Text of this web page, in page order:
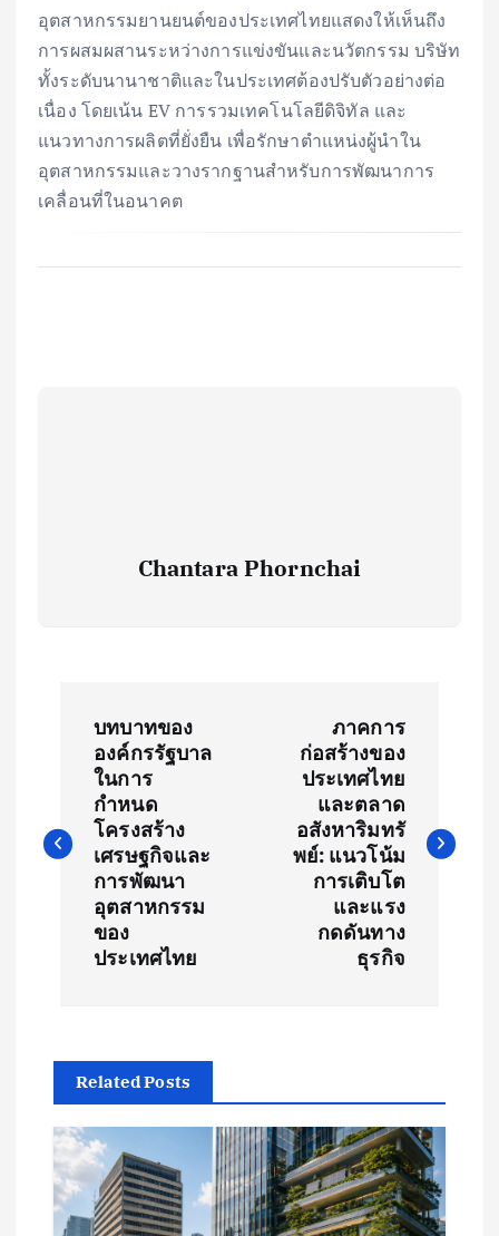
อุตสาหกรรมยานยนต์ของประเทศไทยแสดงให้เห็นถึง
การผสมผสานระหว่างการแข่งขันและนวัตกรรม บริษัท
ทั้งระดับนานาชาติและในประเทศต้องปรับตัวอย่างต่อ
เนื่อง โดยเน้น EV การรวมเทคโนโลยีดิจิทัล และ
แนวทางการผลิตที่ยั่งยืน เพื่อรักษาตำแหน่งผู้นำใน
อุตสาหกรรมและวางรากฐานสำหรับการพัฒนาการ
เคลื่อนที่ในอนาคต
Chantara Phornchai
s
t
g
a
บทบาทของ
องค์กรรัฐบาล
ในการ
กำหนด
โครงสร้าง
เศรษฐกิจและ
การพัฒนา
อุตสาหกรรม
ของ
ประเทศไทย
ภาคการ
ก่อสร้างของ
ประเทศไทย
และตลาด
อสังหาริมทรั
พย์: แนวโน้ม
การเติบโต
และแรง
กดดันทาง
ธุรกิจ
Related Posts